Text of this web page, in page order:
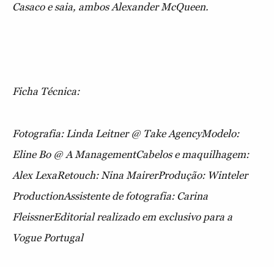
Casaco e saia, ambos Alexander McQueen.
Ficha Técnica:
Fotografia: Linda Leitner @ Take AgencyModelo:
Eline Bo @ A ManagementCabelos e maquilhagem:
Alex LexaRetouch: Nina MairerProdução: Winteler
ProductionAssistente de fotografia: Carina
FleissnerEditorial realizado em exclusivo para a
Vogue Portugal